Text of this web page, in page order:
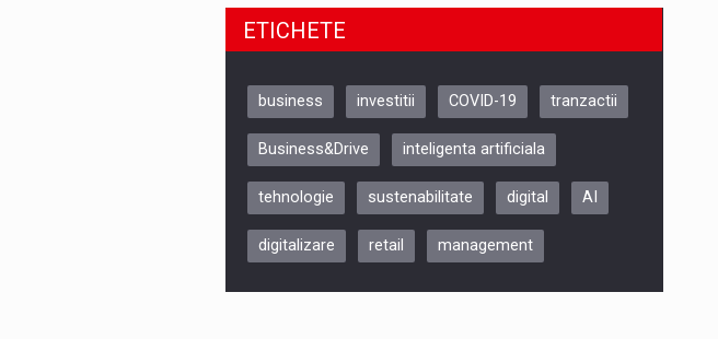
Be Inspired. Make it Happen!, CLUJ, 9
ARTEMIS LETO, ORADEA, 8
Oradea – 8 Oct 2026
ETICHETE
business investitii COVID-19 tranzactii
Business&Drive inteligenta artificiala
tehnologie sustenabilitate digital AI
digitalizare retail management